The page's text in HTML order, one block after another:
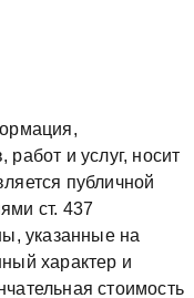
и услуг, носит
публичной
ст. 437
указанные на
характер и
стоимость